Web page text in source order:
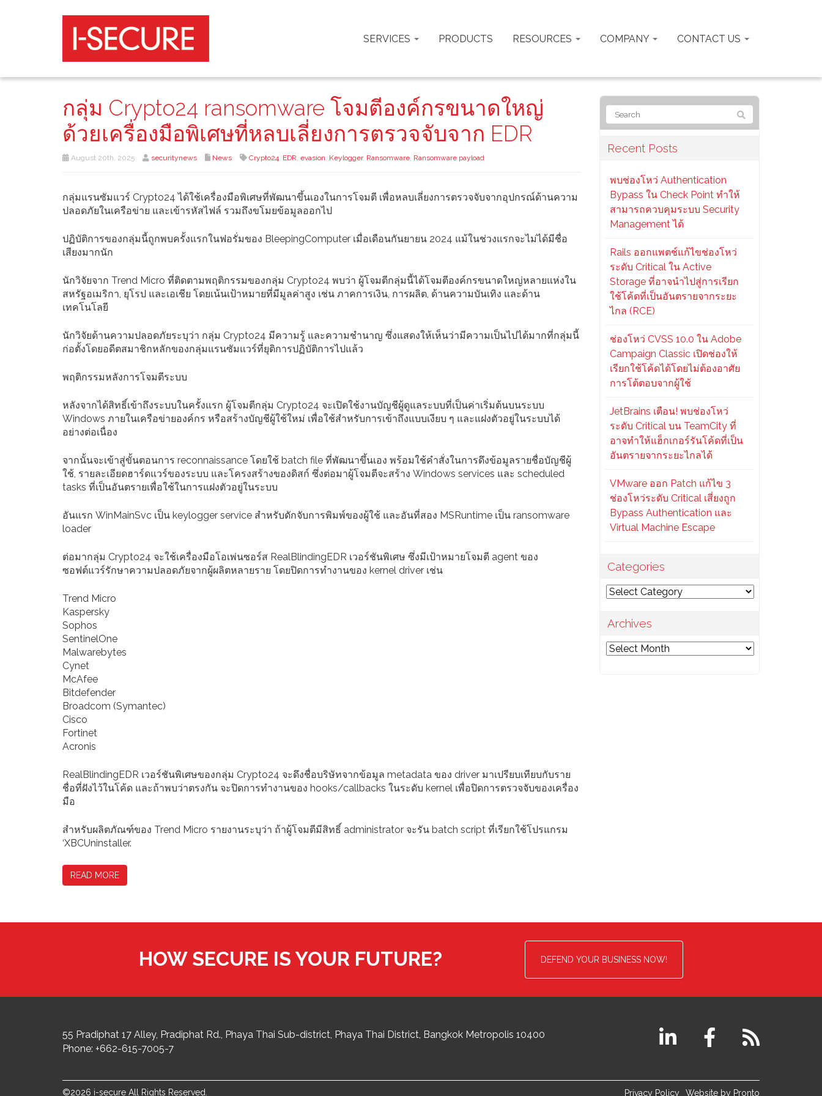
SERVICES PRODUCTS RESOURCES COMPANY CONTACT US
กลุ่ม Crypto24 ransomware โจมตีองค์กรขนาดใหญ่
ด้วยเครื่องมือพิเศษที่หลบเลี่ยงการตรวจจับจาก EDR
August 20th, 2025 securitynews News Crypto24, EDR, evasion, Keylogger, Ransomware, Ransomware payload
กลุ่มแรนซัมแวร์ Crypto24 ได้ใช้เครื่องมือพิเศษที่พัฒนาขึ้นเองในการโจมตี เพื่อหลบเลี่ยงการตรวจจับจากอุปกรณ์ด้านความ
ปลอดภัยในเครือข่าย และเข้ารหัสไฟล์ รวมถึงขโมยข้อมูลออกไป
ปฏิบัติการของกลุ่มนี้ถูกพบครั้งแรกในฟอรั่มของ BleepingComputer เมื่อเดือนกันยายน 2024 แม้ในช่วงแรกจะไม่ได้มีชื่อ
เสียงมากนัก
นักวิจัยจาก Trend Micro ที่ติดตามพฤติกรรมของกลุ่ม Crypto24 พบว่า ผู้โจมตีกลุ่มนี้ได้โจมตีองค์กรขนาดใหญ่หลายแห่งใน
สหรัฐอเมริกา, ยุโรป และเอเชีย โดยเน้นเป้าหมายที่มีมูลค่าสูง เช่น ภาคการเงิน, การผลิต, ด้านความบันเทิง และด้าน
เทคโนโลยี
นักวิจัยด้านความปลอดภัยระบุว่า กลุ่ม Crypto24 มีความรู้ และความชำนาญ ซึ่งแสดงให้เห็นว่ามีความเป็นไปได้มากที่กลุ่มนี้
ก่อตั้งโดยอดีตสมาชิกหลักของกลุ่มแรนซัมแวร์ที่ยุติการปฏิบัติการไปแล้ว
พฤติกรรมหลังการโจมตีระบบ
หลังจากได้สิทธิ์เข้าถึงระบบในครั้งแรก ผู้โจมตีกลุ่ม Crypto24 จะเปิดใช้งานบัญชีผู้ดูแลระบบที่เป็นค่าเริ่มต้นบนระบบ
Windows ภายในเครือข่ายองค์กร หรือสร้างบัญชีผู้ใช้ใหม่ เพื่อใช้สำหรับการเข้าถึงแบบเงียบ ๆ และแฝงตัวอยู่ในระบบได้
อย่างต่อเนื่อง
จากนั้นจะเข้าสู่ขั้นตอนการ reconnaissance โดยใช้ batch file ที่พัฒนาขึ้นเอง พร้อมใช้คำสั่งในการดึงข้อมูลรายชื่อบัญชีผู้
ใช้, รายละเอียดฮาร์ดแวร์ของระบบ และโครงสร้างของดิสก์ ซึ่งต่อมาผู้โจมตีจะสร้าง Windows services และ scheduled
tasks ที่เป็นอันตรายเพื่อใช้ในการแฝงตัวอยู่ในระบบ
อันแรก WinMainSvc เป็น keylogger service สำหรับดักจับการพิมพ์ของผู้ใช้ และอันที่สอง MSRuntime เป็น ransomware
loader
ต่อมากลุ่ม Crypto24 จะใช้เครื่องมือโอเพ่นซอร์ส RealBlindingEDR เวอร์ชันพิเศษ ซึ่งมีเป้าหมายโจมตี agent ของ
ซอฟต์แวร์รักษาความปลอดภัยจากผู้ผลิตหลายราย โดยปิดการทำงานของ kernel driver เช่น
Trend Micro
Kaspersky
Sophos
SentinelOne
Malwarebytes
Cynet
McAfee
Bitdefender
Broadcom (Symantec)
Cisco
Fortinet
Acronis
RealBlindingEDR เวอร์ชันพิเศษของกลุ่ม Crypto24 จะดึงชื่อบริษัทจากข้อมูล metadata ของ driver มาเปรียบเทียบกับราย
ชื่อที่ฝังไว้ในโค้ด และถ้าพบว่าตรงกัน จะปิดการทำงานของ hooks/callbacks ในระดับ kernel เพื่อปิดการตรวจจับของเครื่อง
มือ
สำหรับผลิตภัณฑ์ของ Trend Micro รายงานระบุว่า ถ้าผู้โจมตีมีสิทธิ์ administrator จะรัน batch script ที่เรียกใช้โปรแกรม
‘XBCUninstaller.
READ MORE
Recent Posts
พบช่องโหว่ Authentication
Bypass ใน Check Point ทำให้
สามารถควบคุมระบบ Security
Management ได้
Rails ออกแพตช์แก้ไขช่องโหว่
ระดับ Critical ใน Active
Storage ที่อาจนำไปสู่การเรียก
ใช้โค้ดที่เป็นอันตรายจากระยะ
ไกล (RCE)
ช่องโหว่ CVSS 10.0 ใน Adobe
Campaign Classic เปิดช่องให้
เรียกใช้โค้ดได้โดยไม่ต้องอาศัย
การโต้ตอบจากผู้ใช้
JetBrains เตือน! พบช่องโหว่
ระดับ Critical บน TeamCity ที่
อาจทำให้แฮ็กเกอร์รันโค้ดที่เป็น
อันตรายจากระยะไกลได้
VMware ออก Patch แก้ไข 3
ช่องโหว่ระดับ Critical เสี่ยงถูก
Bypass Authentication และ
Virtual Machine Escape
Categories
Categories
Archives
Archives
HOW SECURE IS YOUR FUTURE? DEFEND YOUR BUSINESS NOW!
55 Pradiphat 17 Alley, Pradiphat Rd., Phaya Thai Sub-district Phaya Thai District, Bangkok Metropolis 10400
Phone: +662-615-7005-7
©2026 i-secure All Rights Reserved. Privacy Policy Website by Pronto